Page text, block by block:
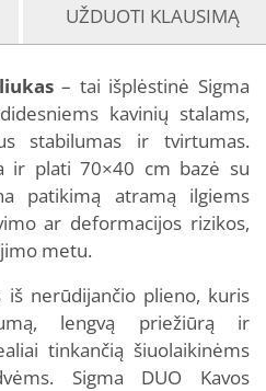
UŽDUOTI KLAUSIMĄ
– tai išplėstinė Sigma
kavinių stalams,
stabilumas ir tvirtumas.
ir plati 70×40 cm bazė su
patikimą atramą ilgiems
ar deformacijos rizikos,
metu.
iš nerūdijančio plieno, kuris
lengvą priežiūrą ir
tinkančią šiuolaikinėms
Sigma DUO Kavos